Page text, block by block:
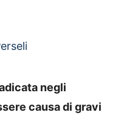
negli
causa di gravi